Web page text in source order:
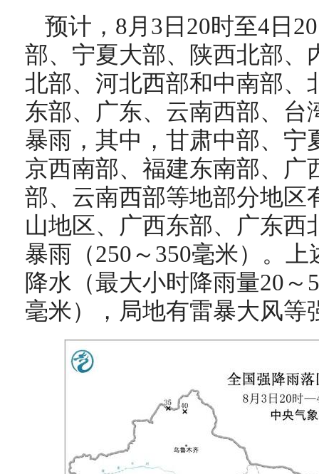
预计，8月3日20时至4日
部、宁夏大部、陕西北部、
北部、河北西部和中南部、
东部、广东、云南西部、台
暴雨，其中，甘肃中部、宁
京西南部、福建东南部、广
部、云南西部等地部分地区
山地区、广西东部、广东西
暴雨（250～350毫米）。
降水（最大小时降雨量20～
毫米），局地有雷暴大风等